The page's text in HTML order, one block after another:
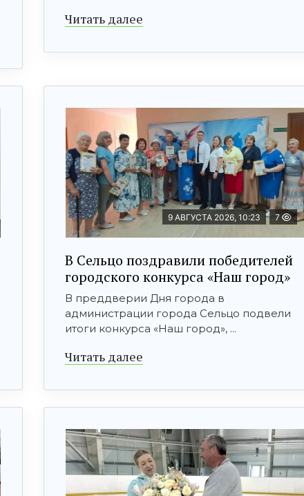
Читать далее
9 АВГУСТА 2026, 10:23 7
В Сельцо поздравили победителей
городского конкурса «Наш город»
В преддверии Дня города в
администрации города Сельцо подвели
итоги конкурса «Наш город», ...
Читать далее